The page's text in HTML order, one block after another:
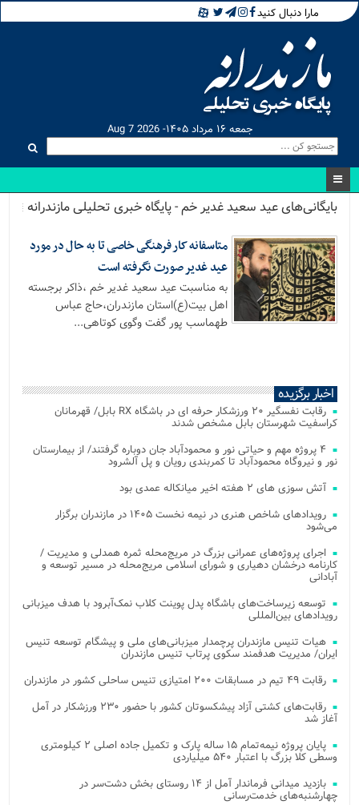
مارا دنبال کنید
جمعه ۱۶ مرداد ۱۴۰۵- Aug 7 2026
بایگانی‌های عید سعید غدیر خم - پایگاه خبری تحلیلی مازندرانه
متاسفانه کار فرهنگی خاصی تا به حال در مورد
عید غدیر صورت نگرفته است
به مناسبت عید سعید غدیر خم ،ذاکر برجسته
اهل بیت(ع)استان مازندران،حاج عباس
طهماسب پور گفت وگوی کوتاهی...
اخبار برگزیده
رقابت نفسگیر ۲۰ ورزشکار حرفه ای در باشگاه RX بابل/ قهرمانان
کراسفیت شهرستان بابل مشخص شدند
۴ پروژه مهم و حیاتی نور و محمودآباد جان دوباره گرفتند/ از بیمارستان
نور و نیروگاه محمودآباد تا کمربندی رویان و پل آلشرود
آتش‌ سوزی‌ های ۲ هفته اخیر میانکاله عمدی بود
رویدادهای شاخص هنری در نیمه نخست ۱۴۰۵ در مازندران برگزار
می‌شود
اجرای پروژه‌های عمرانی بزرگ در مریج‌محله ثمره همدلی و مدیریت /
کارنامه درخشان دهیاری و شورای اسلامی مریج‌محله در مسیر توسعه و
آبادانی
توسعه زیرساخت‌های باشگاه پدل پوینت کلاب نمک‌آبرود با هدف میزبانی
رویدادهای بین‌المللی
هیات تنیس مازندران پرچمدار میزبانی‌های ملی و پیشگام توسعه تنیس
ایران/ مدیریت هدفمند سکوی پرتاب تنیس مازندران
رقابت ۴۹ تیم در مسابقات ۲۰۰ امتیازی تنیس ساحلی کشور در مازندران
رقابت‌های کشتی آزاد پیشکسوتان کشور با حضور ۲۳۰ ورزشکار در آمل
آغاز شد
پایان پروژه نیمه‌تمام ۱۵ ساله پارک و تکمیل جاده اصلی ۲ کیلومتری
وسطی کلا بزرگ با اعتبار ۵۴۰ میلیاردی
بازدید میدانی فرماندار آمل از ۱۴ روستای بخش دشت‌سر در
چهارشنبه‌های خدمت‌رسانی